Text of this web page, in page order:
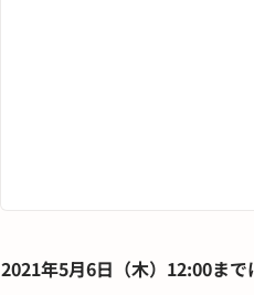
2021年5月6日（木）12:00ま